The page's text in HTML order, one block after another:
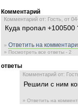
Комментарий
Комментарий от: Гость, от
Куда пропал +100500
» Ответить на
» Посмотреть все ответы - 2
ответы
Комментарий от:
Решили с ним
» Ответить на